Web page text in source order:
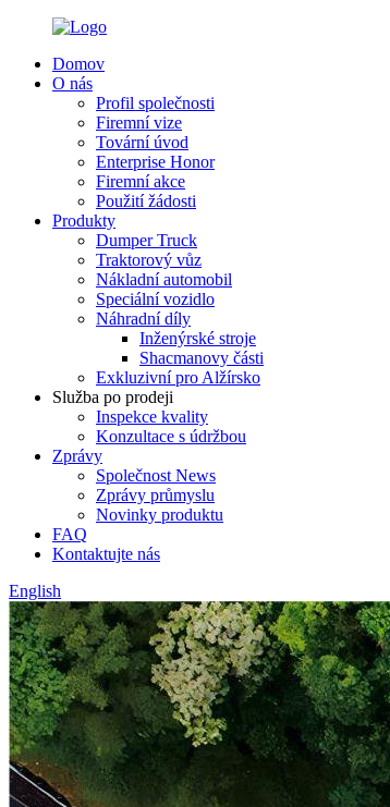
Domov
O nás
Profil společnosti
Firemní vize
Tovární úvod
Enterprise Honor
Firemní akce
Použití žádosti
Produkty
Dumper Truck
Traktorový vůz
Nákladní automobil
Speciální vozidlo
Náhradní díly
Inženýrské stroje
Shacmanovy části
Exkluzivní pro Alžírsko
Služba po prodeji
Inspekce kvality
Konzultace s údržbou
Zprávy
Společnost News
Zprávy průmyslu
Novinky produktu
FAQ
Kontaktujte nás
English